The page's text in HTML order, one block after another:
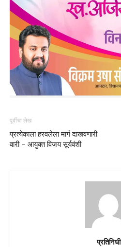
पूर्वीचा लेख
प्रत्येकाला हरवलेला मार्ग दाखवणारी
वारी – आयुक्त विजय सूर्यवंशी
प्रतिनिधी